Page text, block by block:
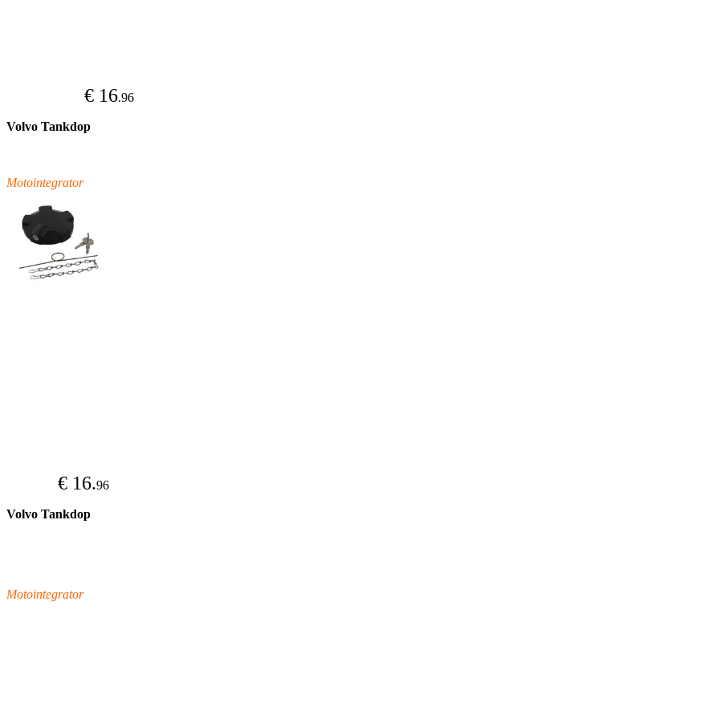
€ 16.96
Volvo Tankdop
Motointegrator
€ 16.96
Volvo Tankdop
Motointegrator